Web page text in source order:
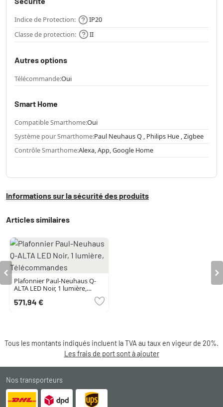
Indice de Protection:
IP20
Classe de protection:
II
Autres options
Télécommande:Oui
Smart Home
Compatible Smarthome:Oui
Système pour Smarthome:Paul Neuhaus Q , Philips Hue , Zigbee
Contrôle Smarthome:Alexa, App, Google Home
Informations sur la sécurité des produits
Articles similaires
Plafonnier Paul-Neuhaus Q-
ALTA LED Noir, 1 lumière,
571,94 €
Tous les montants indiqués incluent la TVA au taux en vigeur de 20%.
Les frais de port sont à ajouter
Nos transporteurs